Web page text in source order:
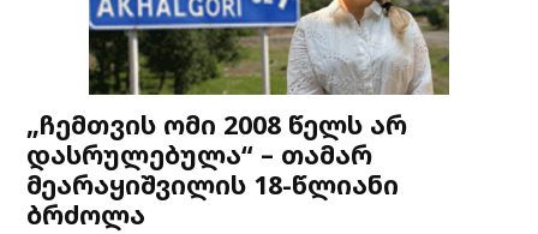
„ჩემთვის ომი 2008 წელს არ
დასრულებულა“ – თამარ
მეარაყიშვილის 18-წლიანი
ბრძოლა